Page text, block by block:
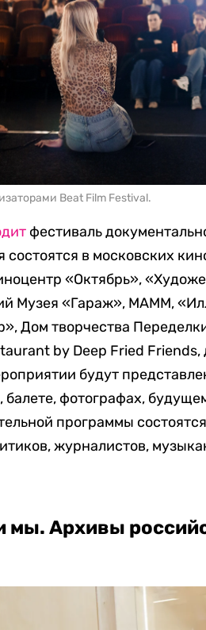
Beat Film Festival.
фестиваль
состоятся в московских
«Октябрь»,
Музея «Гараж», МАММ,
Дом творчества
by Deep Fried
будут
фотографах,
программы
журналистов,
мы. Архивы